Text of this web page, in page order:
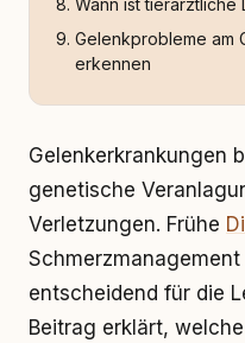
Wann ist tierärztliche
Gelenkprobleme am
erkennen
Gelenkerkrankungen
genetische
Verletzungen. Frühe
entscheidend für die
Beitrag erklärt,